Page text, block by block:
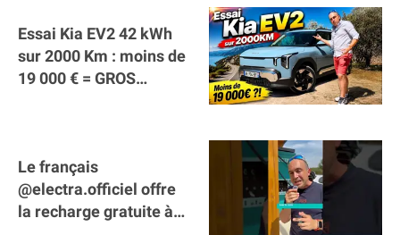
Essai Kia EV2 42 kWh
sur 2000 Km : moins de
19 000 € = GROS
Le français
@electra.officiel offre
la recharge gratuite à